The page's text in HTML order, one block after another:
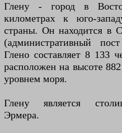
Глену - город в
километрах к юго-
страны. Он находится в
(административный
Глено составляет 8 133
расположен на высоте
уровнем моря.
Глену является
Эрмера.